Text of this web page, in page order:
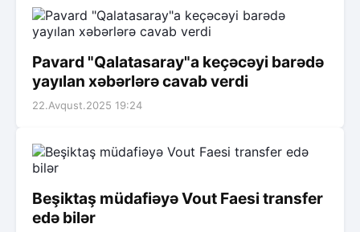
Pavard "Qalatasaray"a keçəcəyi barədə
yayılan xəbərlərə cavab verdi
22.Avqust.2025 19:24
Beşiktaş müdafiəyə Vout Faesi transfer
edə bilər